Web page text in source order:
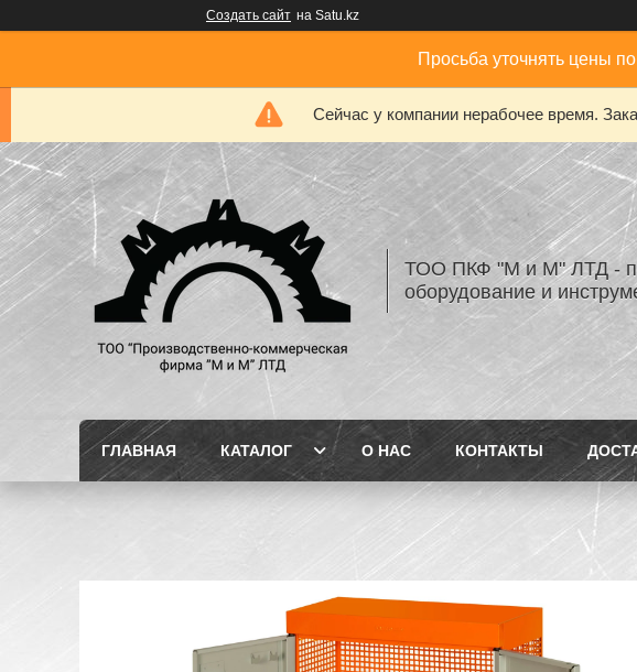
Создать сайт на Satu.kz
Просьба уточнять цены
Сейчас у компании нерабочее время.
ТОО ПКФ "М и М" ЛТД -
оборудование и
ГЛАВНАЯ КАТАЛОГ О НАС КОНТАКТЫ